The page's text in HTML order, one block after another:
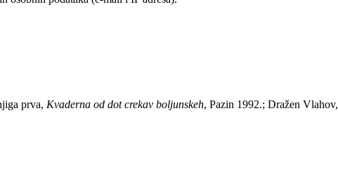
prva, Kvaderna od dot crekav boljunskeh, Pazin 1992.; Dražen Vlahov,